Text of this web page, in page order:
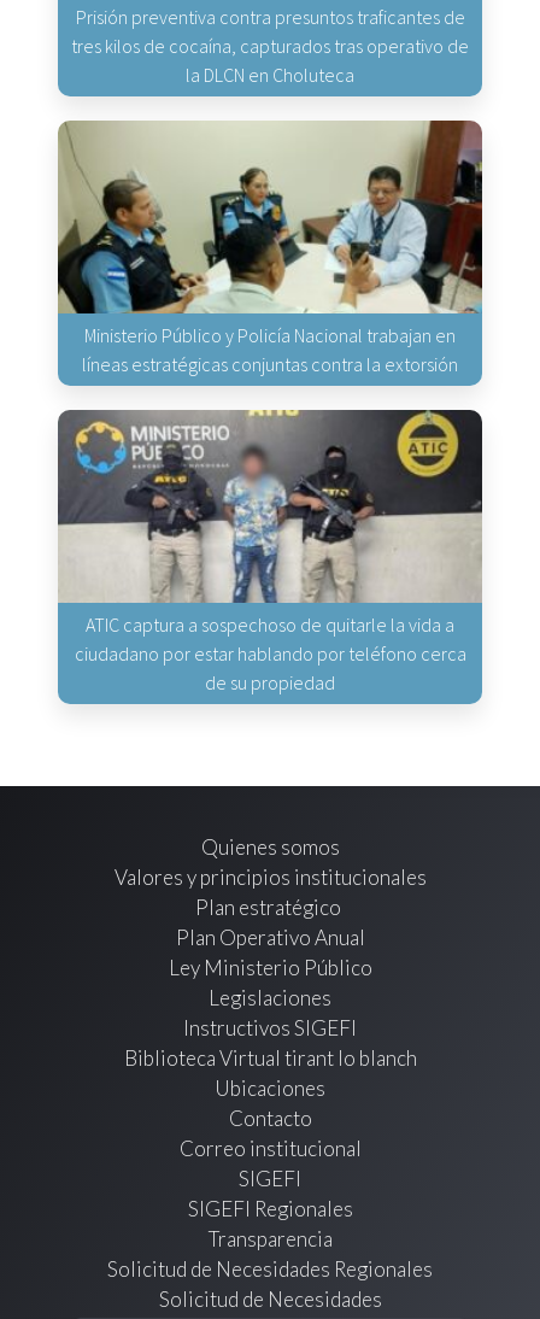
Prisión preventiva contra presuntos traficantes de
tres kilos de cocaína, capturados tras operativo de
la DLCN en Choluteca
Ministerio Público y Policía Nacional trabajan en
líneas estratégicas conjuntas contra la extorsión
ATIC captura a sospechoso de quitarle la vida a
ciudadano por estar hablando por teléfono cerca
de su propiedad
Quienes somos
Valores y principios institucionales
Plan estratégico
Plan Operativo Anual
Ley Ministerio Público
Legislaciones
Instructivos SIGEFI
Biblioteca Virtual tirant lo blanch
Ubicaciones
Contacto
Correo institucional
SIGEFI
SIGEFI Regionales
Transparencia
Solicitud de Necesidades Regionales
Solicitud de Necesidades